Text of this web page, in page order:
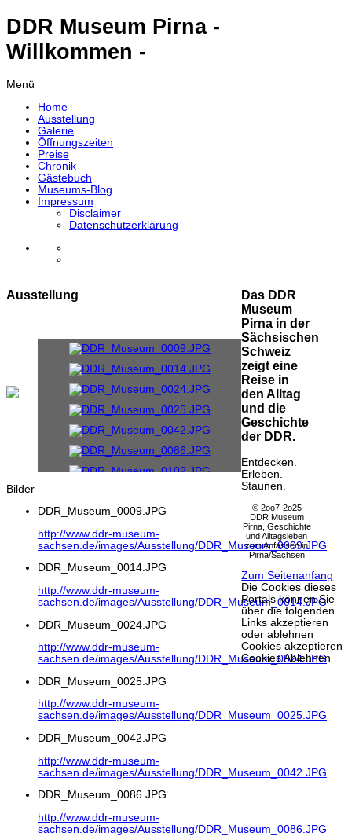
DDR Museum Pirna -
Willkommen -
Menü
Home
Ausstellung
Galerie
Öffnungszeiten
Preise
Chronik
Gästebuch
Museums-Blog
Impressum
Disclaimer
Datenschutzerklärung
Ausstellung
Bilder
DDR_Museum_0009.JPG
http://www.ddr-museum-
sachsen.de/images/Ausstellung/DDR_Museum_0009.JPG
DDR_Museum_0014.JPG
http://www.ddr-museum-
sachsen.de/images/Ausstellung/DDR_Museum_0014.JPG
DDR_Museum_0024.JPG
http://www.ddr-museum-
sachsen.de/images/Ausstellung/DDR_Museum_0024.JPG
DDR_Museum_0025.JPG
http://www.ddr-museum-
sachsen.de/images/Ausstellung/DDR_Museum_0025.JPG
DDR_Museum_0042.JPG
http://www.ddr-museum-
sachsen.de/images/Ausstellung/DDR_Museum_0042.JPG
DDR_Museum_0086.JPG
http://www.ddr-museum-
sachsen.de/images/Ausstellung/DDR_Museum_0086.JPG
Das DDR
Museum
Pirna in der
Sächsischen
Schweiz
zeigt eine
Reise in
den Alltag
und die
Geschichte
der DDR.
Entdecken.
Erleben.
Staunen.
© 2oo7-2o25
DDR Museum
Pirna, Geschichte
und Alltagsleben
zum Anfassen in
Pirna/Sachsen
Zum Seitenanfang
Die Cookies dieses
Portals können Sie
über die folgenden
Links akzeptieren
oder ablehnen
Cookies akzeptieren
Cookies Ablehnen